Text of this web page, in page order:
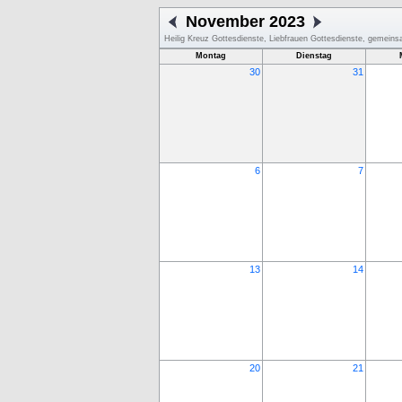
November 2023
Heilig Kreuz Gottesdienste, Liebfrauen Gottesdienste,
Montag
Dienstag
30 31
6 7
13 14
20 21